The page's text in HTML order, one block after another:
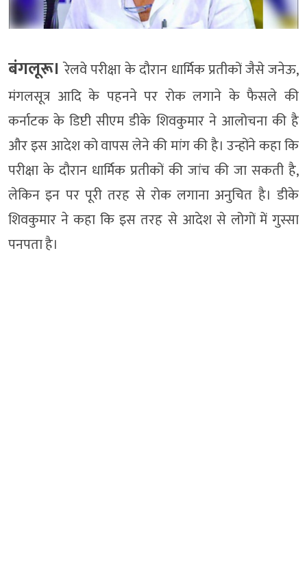
बंगलूरू। रेलवे परीक्षा के दौरान धार्मिक प्रतीकों जैसे जनेऊ,
मंगलसूत्र आदि के पहनने पर रोक लगाने के फैसले की
कर्नाटक के डिप्टी सीएम डीके शिवकुमार ने आलोचना की है
और इस आदेश को वापस लेने की मांग की है। उन्होंने कहा कि
परीक्षा के दौरान धार्मिक प्रतीकों की जांच की जा सकती है,
लेकिन इन पर पूरी तरह से रोक लगाना अनुचित है। डीके
शिवकुमार ने कहा कि इस तरह से आदेश से लोगों में गुस्सा
पनपता है।